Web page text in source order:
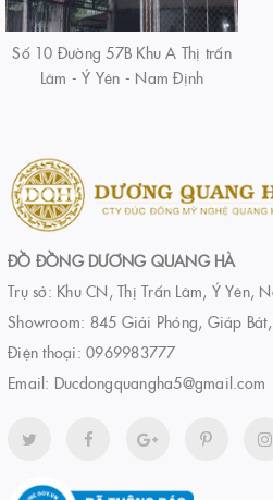
Số 10 Đường 57B Khu A Thị trấn
Lâm - Ý Yên - Nam Định
ĐỒ ĐỒNG DƯƠNG QUANG HÀ
Trụ sở: Khu CN, Thị Trấn Lâm, Ý Yên,
Showroom: 845 Giải Phóng, Giáp
Điện thoại: 0969983777
Email: Ducdongquangha5@gmail.com